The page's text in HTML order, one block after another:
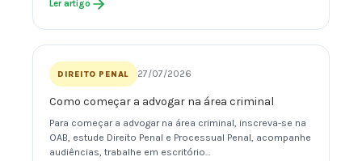
Ler artigo
DIREITO PENAL 27/07/2026
Como começar a advogar na área criminal
Para começar a advogar na área criminal, inscreva-se na
OAB, estude Direito Penal e Processual Penal, acompanhe
audiências, trabalhe em escritório…